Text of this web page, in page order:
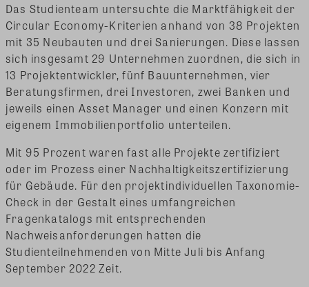
Das Studienteam untersuchte die Marktfähigkeit der
Circular Economy-Kriterien anhand von 38 Projekten
mit 35 Neubauten und drei Sanierungen. Diese lassen
sich insgesamt 29 Unternehmen zuordnen, die sich in
13 Projektentwickler, fünf Bauunternehmen, vier
Beratungsfirmen, drei Investoren, zwei Banken und
jeweils einen Asset Manager und einen Konzern mit
eigenem Immobilienportfolio unterteilen.
Mit 95 Prozent waren fast alle Projekte zertifiziert
oder im Prozess einer Nachhaltigkeitszertifizierung
für Gebäude. Für den projektindividuellen Taxonomie-
Check in der Gestalt eines umfangreichen
Fragenkatalogs mit entsprechenden
Nachweisanforderungen hatten die
Studienteilnehmenden von Mitte Juli bis Anfang
September 2022 Zeit.